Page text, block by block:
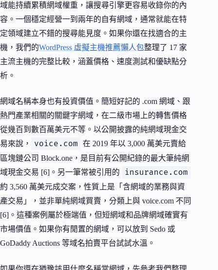
域能持續累積網域權重，讓搜尋引擎更容易收錄你的內
容。一個穩定經營一到兩年的自有網域，通常就能在特
定領域建立不錯的搜尋能見度。如果你還在找適合的主
機，我們的WordPress 虛擬主機推薦懶人包整理了 17 家
主流主機的完整比較，涵蓋價格、速度測試和優缺點分
析。
網域名稱本身也有投資價值。簡短好記的 .com 網域、跟
熱門產業相關的關鍵字網域，在二級市場上的轉售價格
從幾百到數百萬美元不等。以公開披露的純網域現金交
易來說，
voice.com
在 2019 年以 3,000 萬美元賣給
區塊鏈公司 Block.one，是目前有公開紀錄的最大筆純網
域現金交易 [6]。另一筆常被引用的
insurance.com
約 3,560 萬美元成交案，性質上是「含網域的業務與資
產交易」，並非單純網域買賣，分類上與 voice.com 不同
[6]。這種案例屬於極端值，但短網域和品牌網域確實有
市場價值。如果你有閒置的網域，可以放到 Sedo 或
GoDaddy Auctions 等域名拍賣平台試試水溫。